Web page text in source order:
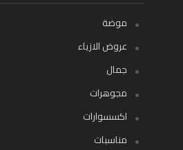
موضة
عروض الازياء
جمال
مجوهرات
اكسسوارات
مناسبات